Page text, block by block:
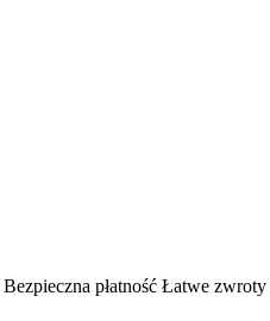
Bezpieczna płatność Łatwe zwroty